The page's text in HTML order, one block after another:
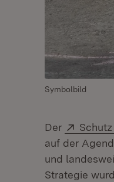
Symbolbild
Der Extern:
auf der
und
Strategie